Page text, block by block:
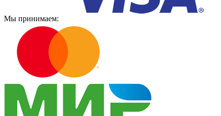
Мы принимаем: